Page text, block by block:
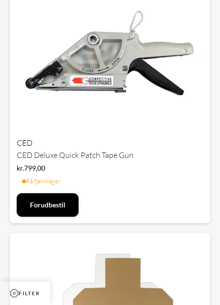
FILTER
CED
CED Deluxe Quick Patch Tape Gun
kr.799,00
På fjernlager
Forudbestil